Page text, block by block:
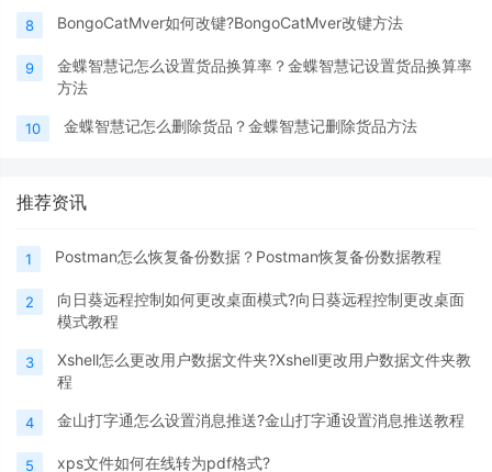
8 BongoCatMver如何改键?BongoCatMver改键方法
9
金蝶智慧记怎么设置货品换算率？金蝶智慧记设置货品换算率
方法
10 金蝶智慧记怎么删除货品？金蝶智慧记删除货品方法
推荐资讯
1 Postman怎么恢复备份数据？Postman恢复备份数据教程
2
向日葵远程控制如何更改桌面模式?向日葵远程控制更改桌面
模式教程
3
Xshell怎么更改用户数据文件夹?Xshell更改用户数据文件夹教
程
4 金山打字通怎么设置消息推送?金山打字通设置消息推送教程
5 xps文件如何在线转为pdf格式?